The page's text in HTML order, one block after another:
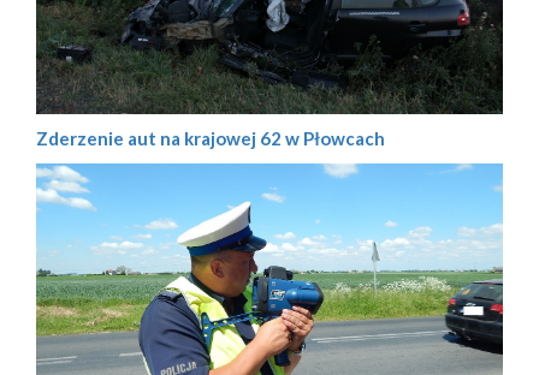
Zderzenie aut na krajowej 62 w Płowcach